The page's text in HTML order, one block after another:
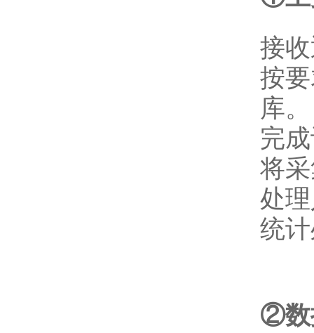
接
按
库。
完
将
处
统
②数